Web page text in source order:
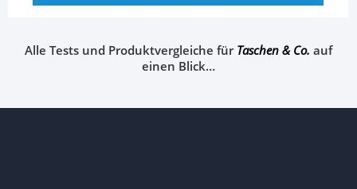
Alle Tests und Produktvergleiche fürTaschen & Co. auf
einen Blick…